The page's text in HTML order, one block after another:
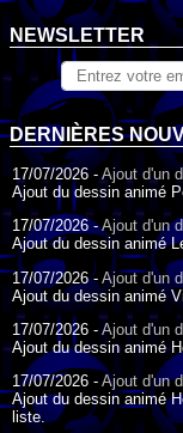
NEWSLETTER
DERNIÈRES
17/07/2026 -Ajout d'un
Ajout du dessin animé
17/07/2026 -Ajout d'un
Ajout du dessin animé
17/07/2026 - Ajout d'un
Ajout du dessin animé
17/07/2026 - Ajout d'un
Ajout du dessin animé
17/07/2026 - Ajout d'un
Ajout du dessin animé
liste.